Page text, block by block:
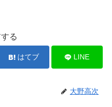
る
はてブ LINE
大野高次